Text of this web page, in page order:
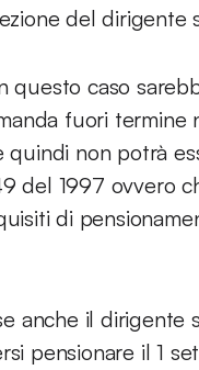
del dirigente
questo caso
fuori termine
quindi non potrà
del 1997 ovvero
di
anche il dirigente
pensionare il 1